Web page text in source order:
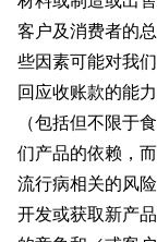
客户及消费者的
些因素可能对我
回应收账款的能
（包括但不限于
们产品的依赖，
流行病相关的风
开发或获取新产